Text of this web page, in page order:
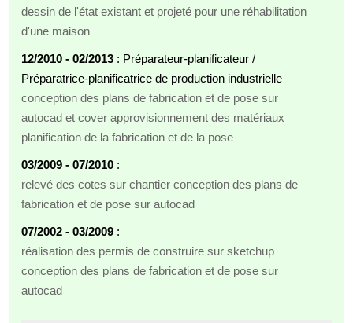
dessin de l'état existant et projeté pour une réhabilitation
d'une maison
12/2010 - 02/2013 : Préparateur-planificateur /
Préparatrice-planificatrice de production industrielle
conception des plans de fabrication et de pose sur
autocad et cover approvisionnement des matériaux
planification de la fabrication et de la pose
03/2009 - 07/2010 :
relevé des cotes sur chantier conception des plans de
fabrication et de pose sur autocad
07/2002 - 03/2009 :
réalisation des permis de construire sur sketchup
conception des plans de fabrication et de pose sur
autocad